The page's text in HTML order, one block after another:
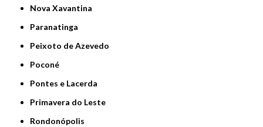
Nova Xavantina
Paranatinga
Peixoto de Azevedo
Poconé
Pontes e Lacerda
Primavera do Leste
Rondonópolis